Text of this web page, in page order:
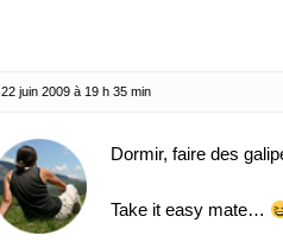
22 juin 2009 à 19 h 35 min
Dormir, faire des
Take it easy mate…